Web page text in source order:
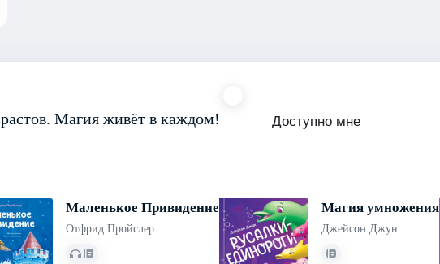
Магия живёт в каждом! Доступно мне
Маленькое Привидение
Отфрид Пройслер
Магия умножения
Джейсон Джун